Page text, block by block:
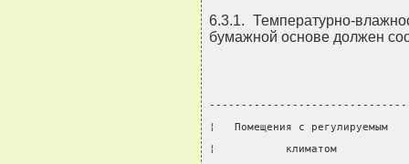
6.3.1. Температурно-
бумажной основе должен
¦   Помещения с регулируемым
¦           климатом